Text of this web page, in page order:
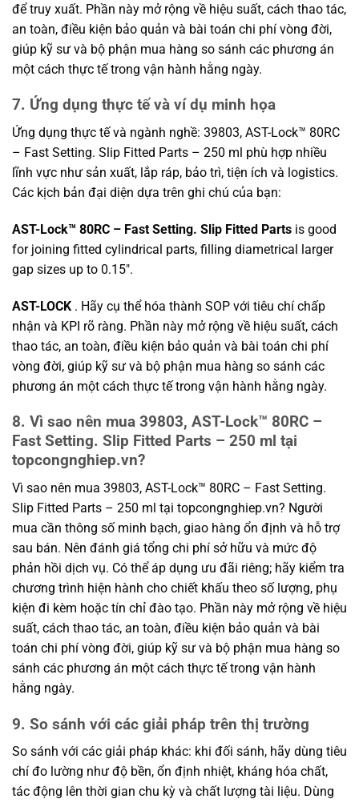
để truy xuất. Phần này mở rộng về hiệu suất, cách thao tác,
an toàn, điều kiện bảo quản và bài toán chi phí vòng đời,
giúp kỹ sư và bộ phận mua hàng so sánh các phương án
một cách thực tế trong vận hành hằng ngày.
7. Ứng dụng thực tế và ví dụ minh họa
Ứng dụng thực tế và ngành nghề: 39803, AST-Lock™ 80RC
– Fast Setting. Slip Fitted Parts – 250 ml phù hợp nhiều
lĩnh vực như sản xuất, lắp ráp, bảo trì, tiện ích và logistics.
Các kịch bản đại diện dựa trên ghi chú của bạn:
AST-Lock™ 80RC – Fast Setting. Slip Fitted Parts is good
for joining fitted cylindrical parts, filling diametrical larger
gap sizes up to 0.15″.
AST-LOCK . Hãy cụ thể hóa thành SOP với tiêu chí chấp
nhận và KPI rõ ràng. Phần này mở rộng về hiệu suất, cách
thao tác, an toàn, điều kiện bảo quản và bài toán chi phí
vòng đời, giúp kỹ sư và bộ phận mua hàng so sánh các
phương án một cách thực tế trong vận hành hằng ngày.
8. Vì sao nên mua 39803, AST-Lock™ 80RC –
Fast Setting. Slip Fitted Parts – 250 ml tại
topcongnghiep.vn?
Vì sao nên mua 39803, AST-Lock™ 80RC – Fast Setting.
Slip Fitted Parts – 250 ml tại topcongnghiep.vn? Người
mua cần thông số minh bạch, giao hàng ổn định và hỗ trợ
sau bán. Nên đánh giá tổng chi phí sở hữu và mức độ
phản hồi dịch vụ. Có thể áp dụng ưu đãi riêng; hãy kiểm tra
chương trình hiện hành cho chiết khấu theo số lượng, phụ
kiện đi kèm hoặc tín chỉ đào tạo. Phần này mở rộng về hiệu
suất, cách thao tác, an toàn, điều kiện bảo quản và bài
toán chi phí vòng đời, giúp kỹ sư và bộ phận mua hàng so
sánh các phương án một cách thực tế trong vận hành
hằng ngày.
9. So sánh với các giải pháp trên thị trường
So sánh với các giải pháp khác: khi đối sánh, hãy dùng tiêu
chí đo lường như độ bền, ổn định nhiệt, kháng hóa chất,
tác động lên thời gian chu kỳ và chất lượng tài liệu. Dùng